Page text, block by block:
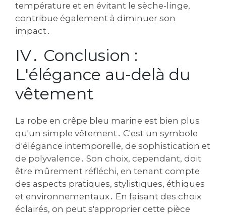
température et en évitant le sèche-linge‚
contribue également à diminuer son
impact․
IV․ Conclusion :
L'élégance au-delà du
vêtement
La robe en crêpe bleu marine est bien plus
qu'un simple vêtement․ C'est un symbole
d'élégance intemporelle‚ de sophistication et
de polyvalence․ Son choix‚ cependant‚ doit
être mûrement réfléchi‚ en tenant compte
des aspects pratiques‚ stylistiques‚ éthiques
et environnementaux․ En faisant des choix
éclairés‚ on peut s'approprier cette pièce